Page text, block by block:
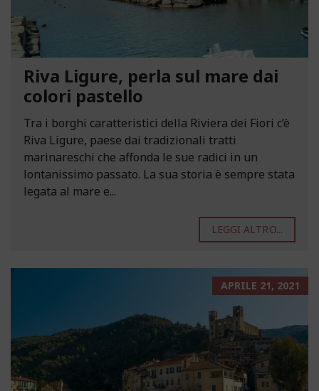
Riva Ligure, perla sul mare dai
colori pastello
Tra i borghi caratteristici della Riviera dei Fiori c’è
Riva Ligure, paese dai tradizionali tratti
marinareschi che affonda le sue radici in un
lontanissimo passato. La sua storia è sempre stata
legata al mare e...
LEGGI ALTRO...
APRILE 21, 2021